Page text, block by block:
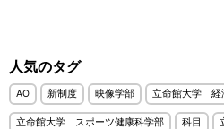
人気のタグ
AO 新制度 映像学部 立命館大学 経
立命館大学 スポーツ健康科学部 科目